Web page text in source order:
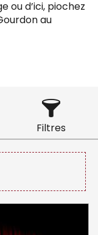
ou d’ici, piochez
au
Filtres